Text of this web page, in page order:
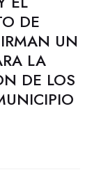
DE
UN
LA
DE LOS